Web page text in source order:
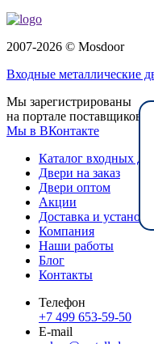
2007-2026 © Mosdoor
Входные металлические
Мы зарегистрированы
на портале поставщиков
Мы в ВКонтакте
Каталог входных
Двери на заказ
Двери оптом
Акции
Доставка и установка
Компания
Наши работы
Блог
Контакты
Телефон
+7 499 653-59-50
E-mail